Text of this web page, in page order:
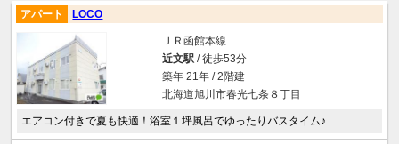
アパート LOCO
ＪＲ函館本線
近文駅/ 徒歩53分
築年 21年 / 2階建
北海道旭川市春光七条８丁目
エアコン付きで夏も快適！浴室１坪風呂でゆったりバスタイム♪